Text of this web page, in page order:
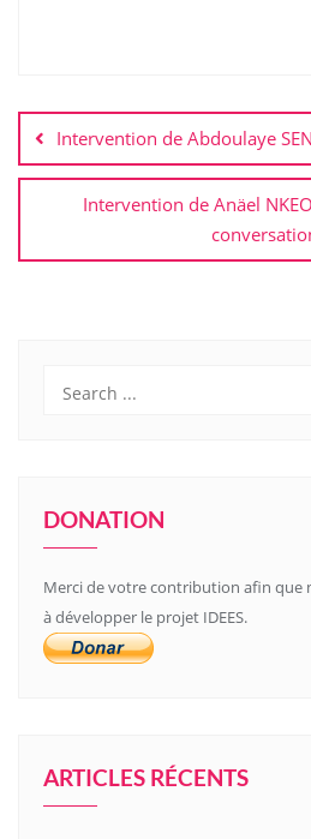
de
l’article
Intervention de Abdoulaye
Intervention de Anäel
DONATION
Merci de votre contribution afin que
à développer le projet IDEES.
ARTICLES RÉCENTS